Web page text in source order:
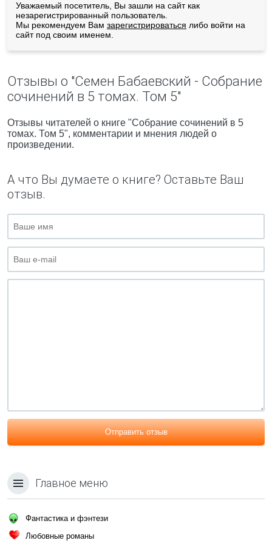
Уважаемый посетитель, Вы зашли на сайт как
незарегистрированный пользователь.
Мы рекомендуем Вам зарегистрироваться либо войти на
сайт под своим именем.
Отзывы о "Семен Бабаевский - Собрание
сочинений в 5 томах. Том 5"
Отзывы читателей о книге "Собрание сочинений в 5
томах. Том 5", комментарии и мнения людей о
произведении.
А что Вы думаете о книге? Оставьте Ваш
отзыв.
Отправить отзыв
Главное меню
Фантастика и фэнтези
Любовные романы